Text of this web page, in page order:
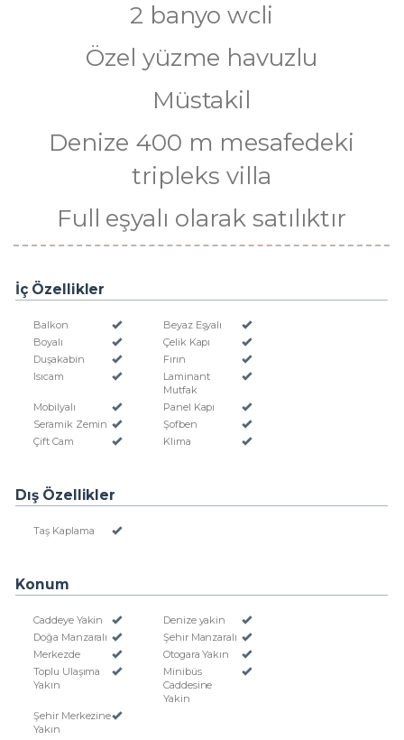
2 banyo wcli
Özel yüzme havuzlu
Müstakil
Denize 400 m mesafedeki
tripleks villa
Full eşyalı olarak satılıktır
İç Özellikler
Balkon
Beyaz Eşyalı
Boyalı
Çelik Kapı
Duşakabin
Fırın
Isıcam
Laminant
Mutfak
Mobilyalı
Panel Kapı
Seramik Zemin
Şofben
Çift Cam
Klima
Dış Özellikler
Taş Kaplama
Konum
Caddeye Yakin
Denize yakin
Doğa Manzaralı
Şehir Manzaralı
Merkezde
Otogara Yakın
Toplu Ulaşıma
Yakın
Minibüs
Caddesine
Yakin
Şehir Merkezine
Yakın